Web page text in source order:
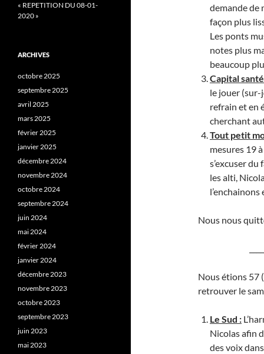
demande de
façon plus
Les ponts
notes plus
beaucoup
Capital
le jouer (sur-
refrain et en
cherchant
Tout petit
mesures 19
s’excuser
les alti,
Nous nous
Nous étions 57
retrouver le
Le Sud :
Nicolas afin
des voix
« REPETITION DU 08-01-
2020 »
ARCHIVES
octobre 2025
septembre 2025
avril 2025
mars 2025
février 2025
janvier 2025
décembre 2024
novembre 2024
octobre 2024
septembre 2024
juin 2024
mai 2024
février 2024
janvier 2024
décembre 2023
novembre 2023
octobre 2023
septembre 2023
juin 2023
mai 2023